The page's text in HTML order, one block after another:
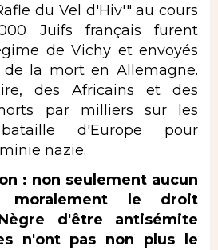
du Vel d'Hiv'" au cours
Juifs français furent
de Vichy et envoyés
la mort en Allemagne.
des Africains et des
par milliers sur les
d'Europe pour
nazie.
: non seulement aucun
moralement le droit
d'être antisémite
n'ont pas non plus le